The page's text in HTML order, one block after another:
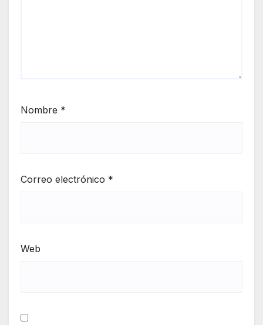
Nombre *
Correo electrónico *
Web